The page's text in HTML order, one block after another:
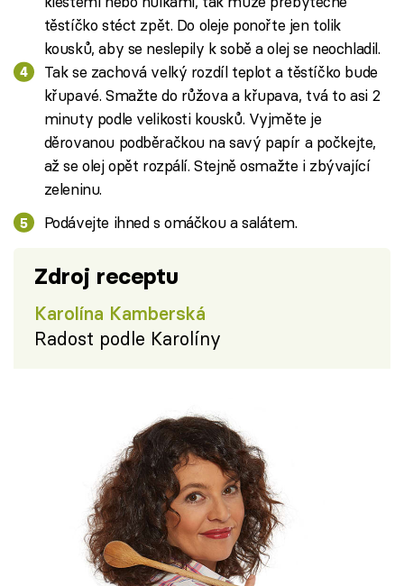
těstíčko stéct zpět. Do oleje ponořte jen tolik
kousků, aby se neslepily k sobě a olej se neochladil.
Tak se zachová velký rozdíl teplot a těstíčko bude
křupavé. Smažte do růžova a křupava, tvá to asi 2
minuty podle velikosti kousků. Vyjměte je
děrovanou podběračkou na savý papír a počkejte,
až se olej opět rozpálí. Stejně osmažte i zbývající
zeleninu.
Podávejte ihned s omáčkou a salátem.
Zdroj receptu
Karolína Kamberská
Radost podle Karolíny